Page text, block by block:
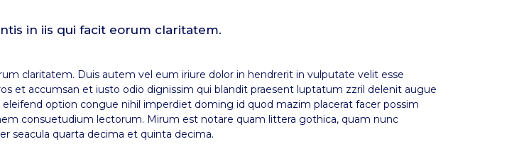
in iis qui facit eorum claritatem.
claritatem. Duis autem vel eum iriure dolor in hendrerit in vulputate velit esse
et accumsan et iusto odio dignissim qui blandit praesent luptatum zzril delenit augue
option congue nihil imperdiet doming id quod mazim placerat facer possim
consuetudium lectorum. Mirum est notare quam littera gothica, quam nunc
seacula quarta decima et quinta decima.